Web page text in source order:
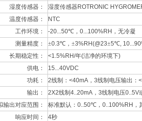
湿度传感器：
湿度传感器ROTRONIC
温度传感器：
NTC
工作环境：
-20...50℃， 0...100%RH ，无冷凝
测量精度：
±0.3℃，±3%RH(@23±5℃,
长期稳定性：
<1.5%RH/年(洁净的环境下)
供电：
15...40VDC
功耗：
2线制： <40mA ， 3线制电压输出：
输出：
2X2线制 4..20mA ， 3线制电压0..5V
输出对应范围：
标准默认： 0..50℃， 0..100%RH
响应时间：
4秒